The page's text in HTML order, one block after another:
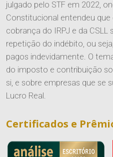
julgado pelo STF em 2022,
Constitucional entendeu
cobrança do IRPJ e da CSLL
repetição do indébito, ou
pagos indevidamente. O
do imposto e contribuição
si, e sobre empresas que se
Lucro Real.
Certificados e